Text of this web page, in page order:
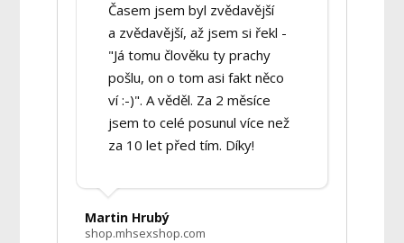
Časem jsem byl zvědavější
a zvědavější, až jsem si řekl -
"Já tomu člověku ty prachy
pošlu, on o tom asi fakt něco
ví :-)". A věděl. Za 2 měsíce
jsem to celé posunul více než
za 10 let před tím. Díky!
Martin Hrubý
shop.mhsexshop.com